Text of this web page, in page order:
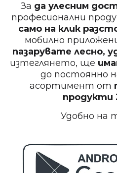
За да улесним
професионални
само на клик
мобилно
пазарувате лесно,
изтеглянето, ще
до постоянно
асортимент от
продукти
Удобно на